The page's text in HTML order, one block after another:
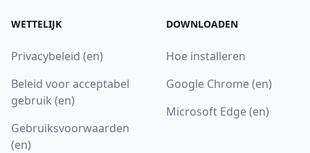
WETTELIJK
Privacybeleid (en)
Beleid voor acceptabel
gebruik (en)
Gebruiksvoorwaarden
(en)
DOWNLOADEN
Hoe installeren
Google Chrome (en)
Microsoft Edge (en)